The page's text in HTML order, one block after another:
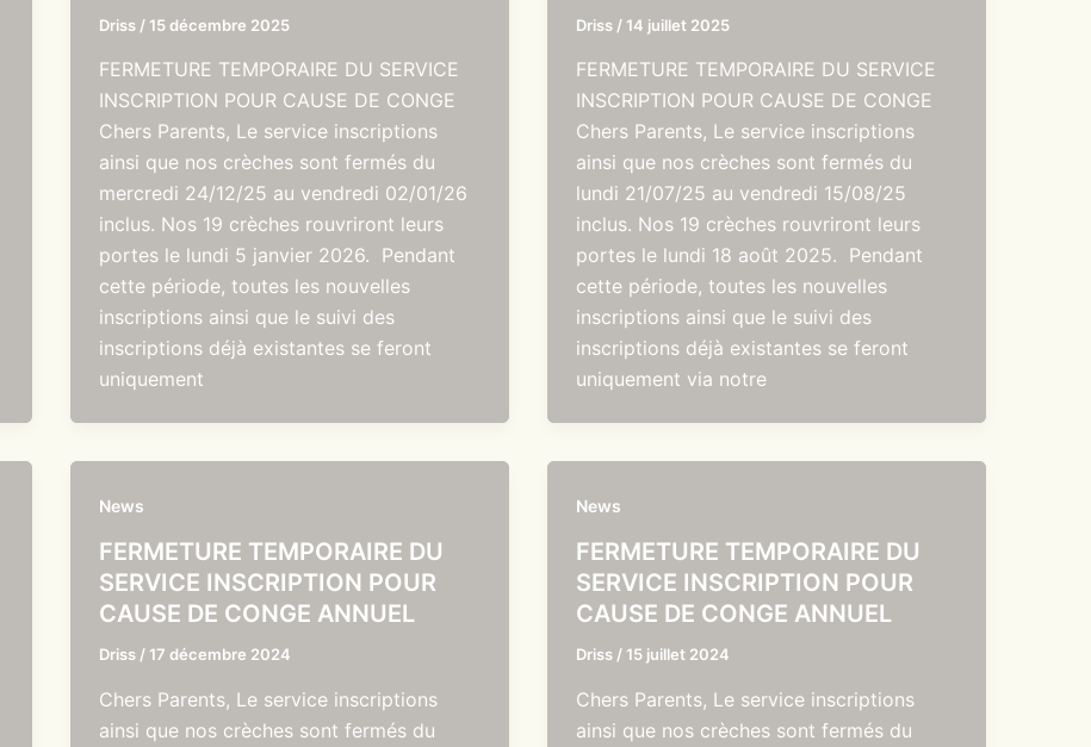
Driss / 15 décembre 2025
FERMETURE TEMPORAIRE DU SERVICE
INSCRIPTION POUR CAUSE DE CONGE
Chers Parents, Le service inscriptions
ainsi que nos crèches sont fermés du
mercredi 24/12/25 au vendredi 02/01/26
inclus. Nos 19 crèches rouvriront leurs
portes le lundi 5 janvier 2026. Pendant
cette période, toutes les nouvelles
inscriptions ainsi que le suivi des
inscriptions déjà existantes se feront
uniquement
Driss / 14 juillet 2025
FERMETURE TEMPORAIRE DU SERVICE
INSCRIPTION POUR CAUSE DE CONGE
Chers Parents, Le service inscriptions
ainsi que nos crèches sont fermés du
lundi 21/07/25 au vendredi 15/08/25
inclus. Nos 19 crèches rouvriront leurs
portes le lundi 18 août 2025. Pendant
cette période, toutes les nouvelles
inscriptions ainsi que le suivi des
inscriptions déjà existantes se feront
uniquement via notre
News
FERMETURE TEMPORAIRE DU
SERVICE INSCRIPTION POUR
CAUSE DE CONGE ANNUEL
Driss / 17 décembre 2024
Chers Parents, Le service inscriptions
ainsi que nos crèches sont fermés du
News
FERMETURE TEMPORAIRE DU
SERVICE INSCRIPTION POUR
CAUSE DE CONGE ANNUEL
Driss / 15 juillet 2024
Chers Parents, Le service inscriptions
ainsi que nos crèches sont fermés du